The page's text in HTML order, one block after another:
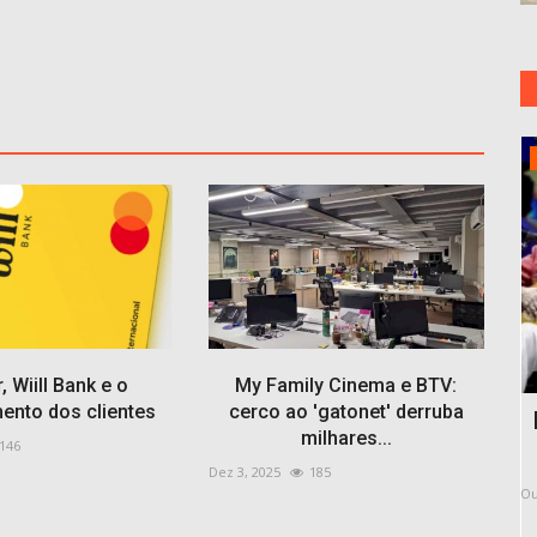
Wiill Bank e o
dos clientes
146
My Family Cinema e BTV:
cerco ao 'gatonet' derruba
milhares...
Dez 3, 2025 185
Paraiba
Defesa de Gilberto Gil diz que fala de
padre sobre Preta...